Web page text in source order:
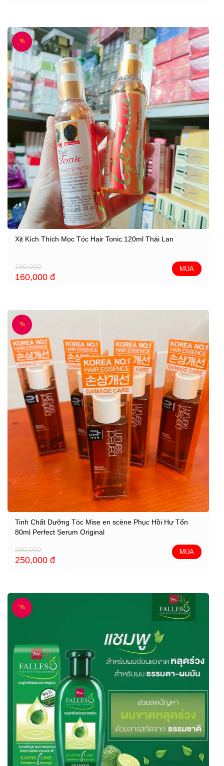
%
Xịt Kích Thích Mọc Tóc Hair Tonic 120ml Thái Lan
180,000
160,000 đ
MUA
%
Tinh Chất Dưỡng Tóc Mise en scène Phục Hồi Hư Tổn
80ml Perfect Serum Original
280,000
250,000 đ
MUA
%